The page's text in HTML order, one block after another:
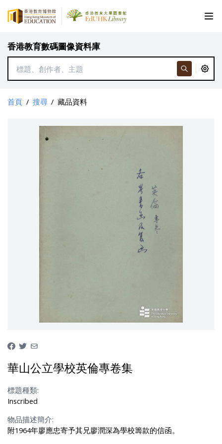
香港教育數碼圖像資料庫
首頁 / 搜尋 / 藏品資料
華山公立學校英倫專卷集
標題種類:
Inscribed
物品描述簡介:
附1964年廖應忠寄予其兄廖潤深為學校籌款的信函。